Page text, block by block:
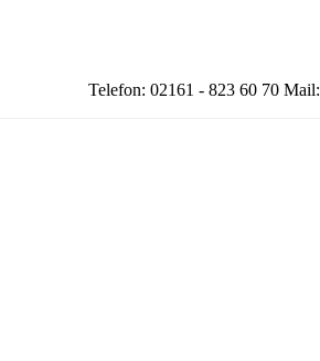
Telefon: 02161 - 823 60 70 Mail: